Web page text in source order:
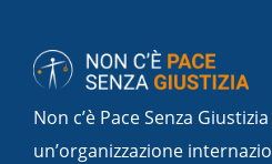
Non c’è Pace Senza
un’organizzazione